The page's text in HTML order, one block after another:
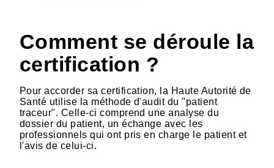
Comment se déroule la
certification ?
Pour accorder sa certification, la Haute Autorité de
Santé utilise la méthode d'audit du "patient
traceur". Celle-ci comprend une analyse du
dossier du patient, un échange avec les
professionnels qui ont pris en charge le patient et
l'avis de celui-ci.